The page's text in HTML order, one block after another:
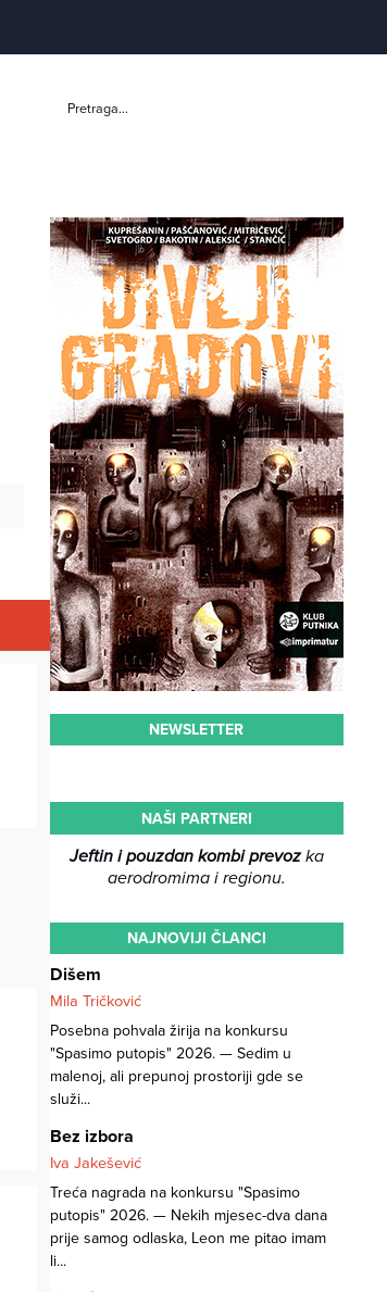
Pretraga...
NEWSLETTER
NAŠI PARTNERI
Jeftin i pouzdan kombi prevozka
aerodromima i regionu.
NAJNOVIJI ČLANCI
Dišem
Mila Tričković
Posebna pohvala žirija na konkursu
"Spasimo putopis" 2026. — Sedim u
malenoj, ali prepunoj prostoriji gde se
služi...
Bez izbora
Iva Jakešević
Treća nagrada na konkursu "Spasimo
putopis" 2026. — Nekih mjesec-dva dana
prije samog odlaska, Leon me pitao imam
li...